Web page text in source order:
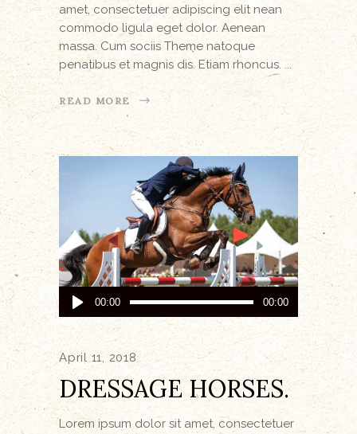
amet, consectetuer adipiscing elit nean
commodo ligula eget dolor. Aenean
massa. Cum sociis Theme natoque
penatibus et magnis dis. Etiam rhoncus.
READ MORE
Audio
Player
00:00 00:00
April 11, 2018
DRESSAGE HORSES.
Lorem ipsum dolor sit amet, consectetuer